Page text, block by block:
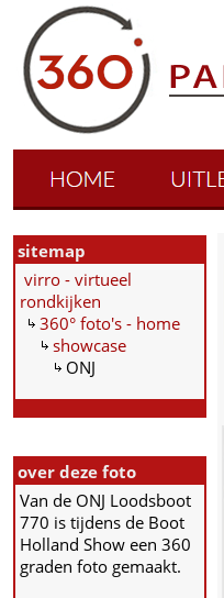
sitemap
virro - virtueel
rondkijken
360° foto's - home
showcase
ONJ
over deze foto
Van de ONJ Loodsboot
770 is tijdens de Boot
Holland Show een 360
graden foto gemaakt.